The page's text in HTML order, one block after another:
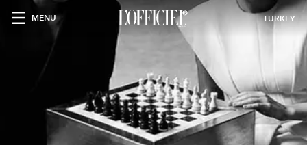
MENU TURKEY